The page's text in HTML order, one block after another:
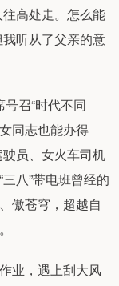
高处走。怎么能
听从了父亲的意
召“时代不同
同志也能办得
员、女火车司机
八”带电班曾经的
傲苍穹，超越自
业，遇上刮大风